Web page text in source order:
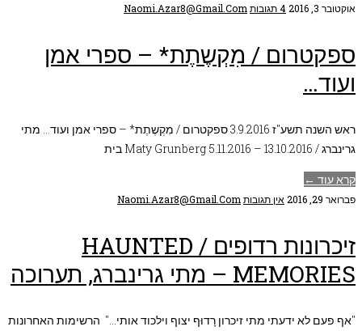
אוקטובר 3, 2016 4 תגובות Naomi.azar8@gmail.com
ספקטרום / מִקְשֶתֶת* – ספרי אמן
ועוד…
ראש השנה תשע"ז 3.9.2016 ספקטרום / מִקְשֶתֶת* – ספרי אמן ועוד… מתי
גרינברג / Maty Grunberg 5.11.2016 – 13.10.2016 בית
קרא עוד ←
פברואר 29, 2016 אין תגובות Naomi.azar8@gmail.com
זיכרונות רדופים / HAUNTED
MEMORIES – מתי גרינברג, תערוכה
"אף פעם לא ידעתי מתי זיכרון רָדוּף יצוף וילכוד אותי…" הרשימות האחרונות